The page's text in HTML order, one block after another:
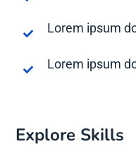
Lorem ipsum
Lorem ipsum
Explore Skills